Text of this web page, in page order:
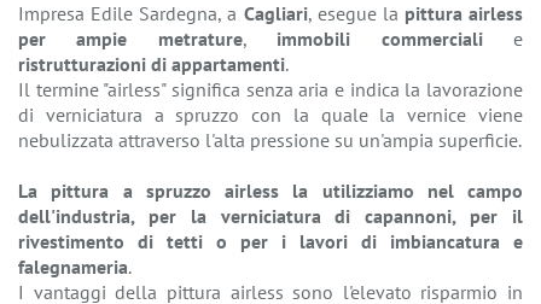
Impresa Edile Sardegna, a Cagliari, esegue la pittura airless
per ampie metrature, immobili commercialie
ristrutturazioni di appartamenti.
Il termine "airless" significa senza aria e indica la lavorazione
di verniciatura a spruzzo con la quale la vernice viene
nebulizzata attraverso l'alta pressione su un'ampia superficie.
La pittura a spruzzo airless la utilizziamo nel campo
dell'industria, per la verniciatura di capannoni, per il
rivestimento di tetti o per i lavori di imbiancatura e
falegnameria.
I vantaggi della pittura airless sono l'elevato risparmio in